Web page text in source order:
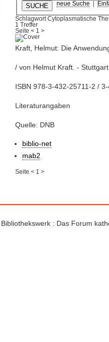
neue Suche
Schlagwort Cytoplasmatische
1 Treffer
Seite< 1 >
Kraft, Helmut: Die
/ von Helmut Kraft. -
ISBN 978-3-432-25711-2 /
Literaturangaben
Quelle: DNB
biblio-net
mab2
Seite< 1 >
: Das Forum